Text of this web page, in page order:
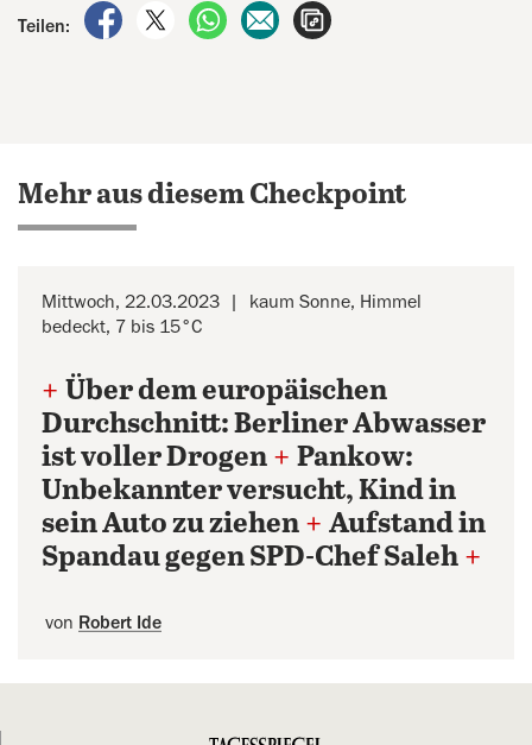
Teilen:
auf Facebook teilen
auf X teilenper WhatsApp teilen
per E-Mail teilen
Mehr aus diesem Checkpoint
Mittwoch, 22.03.2023
kaum Sonne, Himmel
bedeckt, 7 bis 15°C
+ Über dem europäischen
Durchschnitt: Berliner Abwasser
ist voller Drogen + Pankow:
Unbekannter versucht, Kind in
sein Auto zu ziehen + Aufstand in
Spandau gegen SPD-Chef Saleh +
von Robert Ide